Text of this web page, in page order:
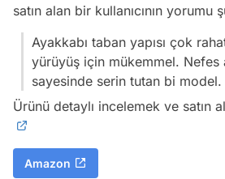
satın alan bir kullanıcının yorumu
Ayakkabı taban yapısı çok
yürüyüş için mükemmel. Nefes
sayesinde serin tutan bi model.
Ürünü detaylı incelemek ve satın
Amazon